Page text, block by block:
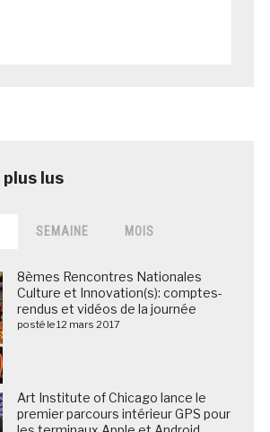
SEMAINE MOIS
8èmes Rencontres Nationales
Culture et Innovation(s): comptes-
rendus et vidéos de la journée
posté le 12 mars 2017
Art Institute of Chicago lance le
premier parcours intérieur GPS pour